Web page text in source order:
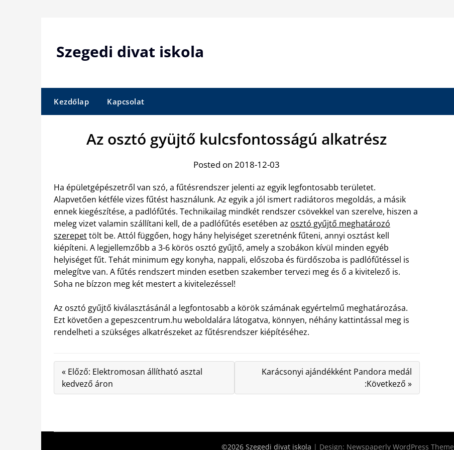
Szegedi divat iskola
Kezdőlap Kapcsolat
Az osztó gyüjtő kulcsfontosságú alkatrész
Posted on 2018-12-03
Ha épületgépészetről van szó, a fűtésrendszer jelenti az egyik legfontosabb területet.
Alapvetően kétféle vizes fűtést használunk. Az egyik a jól ismert radiátoros megoldás, a másik
ennek kiegészítése, a padlófűtés. Technikailag mindkét rendszer csövekkel van szerelve, hiszen a
meleg vizet valamin szállítani kell, de a padlófűtés esetében az osztó gyűjtő meghatározó
szerepettölt be. Attól függően, hogy hány helyiséget szeretnénk fűteni, annyi osztást kell
kiépíteni. A legjellemzőbb a 3-6 körös osztó gyűjtő, amely a szobákon kívül minden egyéb
helyiséget fűt. Tehát minimum egy konyha, nappali, előszoba és fürdőszoba is padlófűtéssel is
melegítve van. A fűtés rendszert minden esetben szakember tervezi meg és ő a kivitelező is.
Soha ne bízzon meg két mestert a kivitelezéssel!
Az osztó gyűjtő kiválasztásánál a legfontosabb a körök számának egyértelmű meghatározása.
Ezt követően a gepeszcentrum.hu weboldalára látogatva, könnyen, néhány kattintással meg is
rendelheti a szükséges alkatrészeket az fűtésrendszer kiépítéséhez.
« Előző: Elektromosan állítható asztal
kedvező áron
Karácsonyi ajándékként Pandora medál
:Következő »
©2026 Szegedi divat iskola | Design: Newspaperly WordPress Theme